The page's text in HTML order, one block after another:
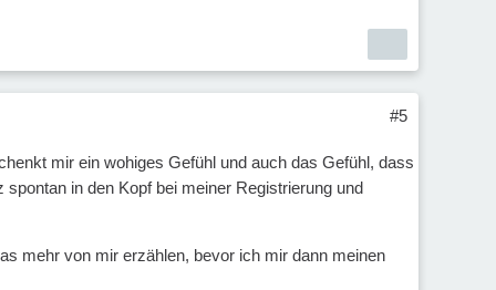
#5
mir ein wohiges Gefühl und auch das Gefühl, dass
in den Kopf bei meiner Registrierung und
mehr von mir erzählen, bevor ich mir dann meinen